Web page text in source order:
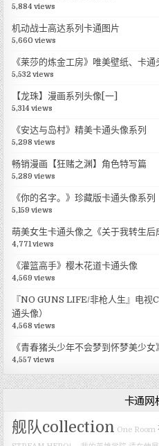
5,884 views
机动战士高达系列卡通图片
5,660 views
《莱莎的炼金工房》唯美壁纸、卡通
5,532 views
【龙珠】漫画系列头像[一]
5,314 views
《安达与岛村》精美卡通头像系列
5,298 views
畅销漫画【狂赌之渊】角色特写篇
5,289 views
《你的名字。》珍藏版卡通头像系列
5,159 views
萌美女生卡通头像之《关于我转生
4,771 views
《灌篮高手》樱木花道卡通头像
4,569 views
『NO GUNS LIFE/非枪人生』电
通头像）
4,568 views
《青春猪头少年不会梦到怀梦美少
4,557 views
卡通网
舰队collection One Room